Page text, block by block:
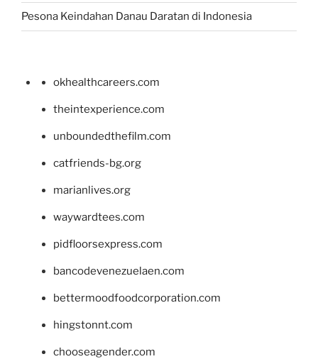
Pesona Keindahan Danau Daratan di Indonesia
okhealthcareers.com
theintexperience.com
unboundedthefilm.com
catfriends-bg.org
marianlives.org
waywardtees.com
pidfloorsexpress.com
bancodevenezuelaen.com
bettermoodfoodcorporation.com
hingstonnt.com
chooseagender.com